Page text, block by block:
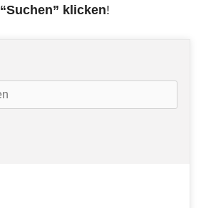
“Suchen” klicken!